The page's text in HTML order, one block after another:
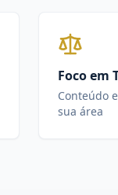
Foco em
Conteúdo
sua área